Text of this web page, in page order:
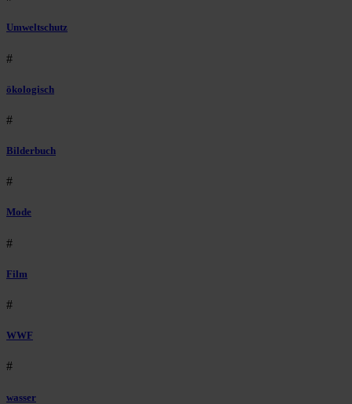
Umweltschutz
#
ökologisch
#
Bilderbuch
#
Mode
#
Film
#
WWF
#
wasser